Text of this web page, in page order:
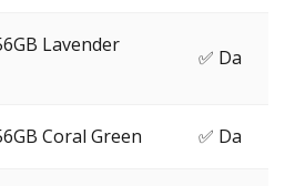
Lavender
✅ Da
Coral Green ✅ Da